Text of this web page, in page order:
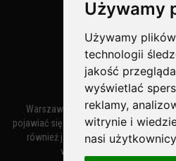
Używamy
Używamy
technologii
jakość
wyświetlać
reklamy,
witrynie i
nasi
Bezpieczne
Warszawa – miasto stołeczne
pojawiać się w dokumentach w XIV
również jako Warszowa. Zmiana
wynikała z mazowieckiej